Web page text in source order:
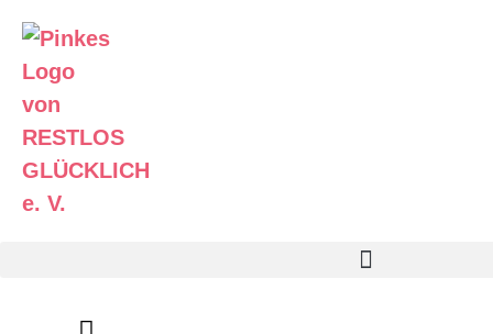
Zum
Inhalt
springen